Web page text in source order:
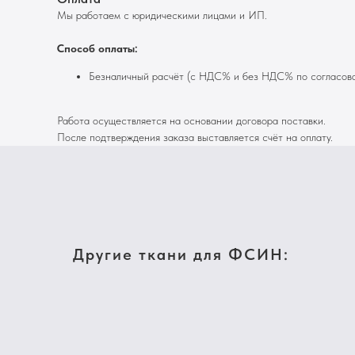
Мы работаем с юридическими лицами и ИП.
Способ оплаты:
Безналичный расчёт (с НДС% и без НДС% по
Работа осуществляется на основании договора поставки.
После подтверждения заказа выставляется счёт на оплату.
Другие ткани для ФСИН: